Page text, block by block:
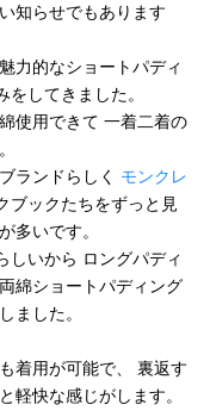
知らせでもあります
力的なショートパディ
してきました。
使用できて 一着二着の
ランドらしく モンクレ
ブックたちをずっと見
多いです。
しいから ロングパディ
綿ショートパディング
ました。
着用が可能で、 裏返す
軽快な感じがします。